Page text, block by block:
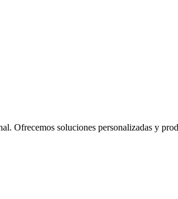
Ofrecemos soluciones personalizadas y